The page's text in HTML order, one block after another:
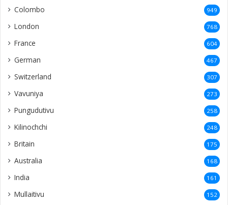
Colombo 949
London 768
France 604
German 467
Switzerland 307
Vavuniya 273
Pungudutivu 258
Kilinochchi 248
Britain 175
Australia 168
India 161
Mullaitivu 152